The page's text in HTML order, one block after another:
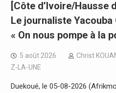
[Côte d’Ivoire/Hausse
Le journaliste Yacouba
« On nous pompe à la
5 août 2026 Christ
Z-LA-UNE
Duekoué, le 05-08-2026